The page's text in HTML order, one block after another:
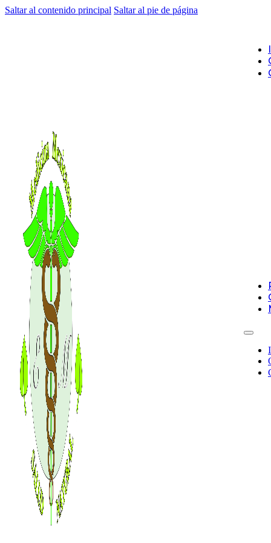
Saltar al contenido principal Saltar al pie de página